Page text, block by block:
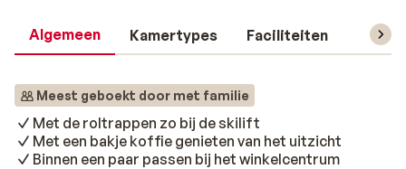
Algemeen Kamertypes Faciliteiten
Meest geboekt door met familie
Met de roltrappen zo bij de skilift
Met een bakje koffie genieten van het uitzicht
Binnen een paar passen bij het winkelcentrum